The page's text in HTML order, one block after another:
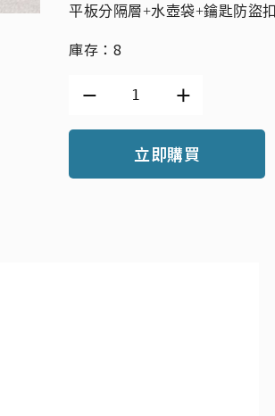
平板分隔層+水壺袋+鑰匙防盜扣
庫存：8
立即購買